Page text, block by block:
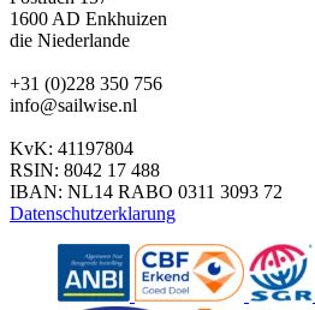
1600 AD Enkhuizen
die Niederlande
+31 (0)228 350 756
info@sailwise.nl
KvK: 41197804
RSIN: 8042 17 488
IBAN: NL14 RABO 0311 3093 72
Datenschutzerklarung